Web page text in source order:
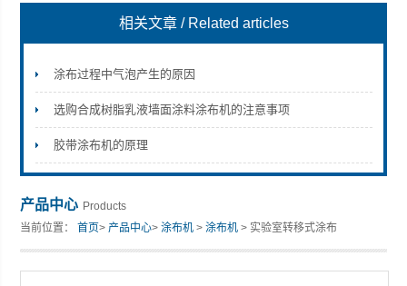
山东安尼麦特仪器有限公司
相关文章 / Related articles
涂布过程中气泡产生的原因
选购合成树脂乳液墙面涂料涂布机的注意事项
胶带涂布机的原理
产品中心 Products
当前位置：首页>产品中心>涂布机 >涂布机 > 实验室转移式涂布